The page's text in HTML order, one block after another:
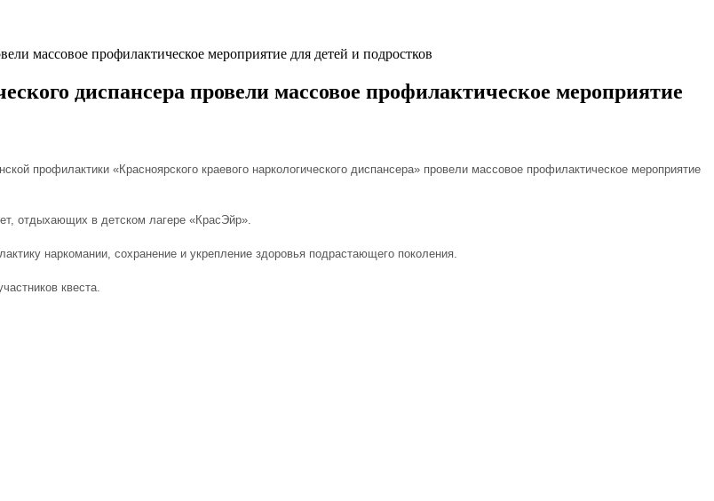
массовое профилактическое мероприятие для детей и подростков
диспансера провели массовое профилактическое мероприятие
профилактики «Красноярского краевого наркологического диспансера» провели массовое профилактическое мероприятие
отдыхающих в детском лагере «КрасЭйр».
наркомании, сохранение и укрепление здоровья подрастающего поколения.
квеста.